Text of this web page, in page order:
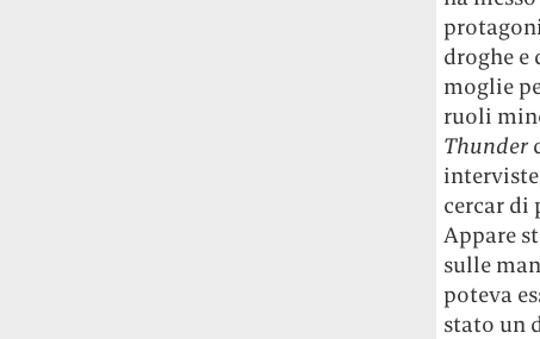
droghe e
moglie
ruoli
Thunder
cercar di
Appare
sulle
poteva
stato un